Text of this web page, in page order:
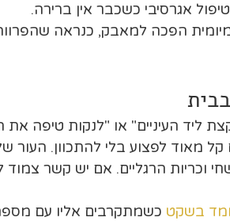
אגרסיבי כשכבר אין ברירה.
הפכה למאבק, כנראה
ליד העיניים" או "לנקות טיפה את
מאוד לפצוע בלי להתכוון. העור
וכריות הרגליים. אם יש קשר
בשקט כשמתקרבים אליו עם